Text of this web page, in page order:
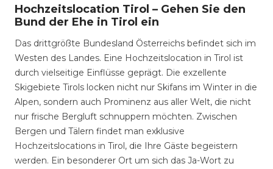
Hochzeitslocation Tirol – Gehen Sie den
Bund der Ehe in Tirol ein
Das drittgrößte Bundesland Österreichs befindet sich im
Westen des Landes. Eine Hochzeitslocation in Tirol ist
durch vielseitige Einflüsse geprägt. Die exzellente
Skigebiete Tirols locken nicht nur Skifans im Winter in die
Alpen, sondern auch Prominenz aus aller Welt, die nicht
nur frische Bergluft schnuppern möchten. Zwischen
Bergen und Tälern findet man exklusive
Hochzeitslocations in Tirol, die Ihre Gäste begeistern
werden. Ein besonderer Ort um sich das Ja-Wort zu